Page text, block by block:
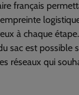
français
à chaque
sac est possible
réseaux qui